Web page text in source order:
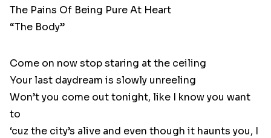
The Pains Of Being Pure At Heart
“The Body”
Come on now stop staring at the ceiling
Your last daydream is slowly unreeling
Won’t you come out tonight, like I know you want
to
‘cuz the city’s alive and even though it haunts you, I